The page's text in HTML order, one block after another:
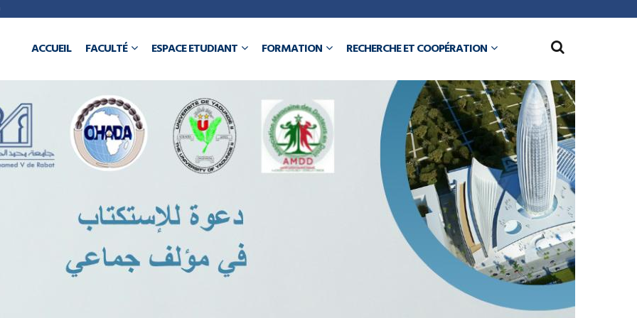
ACCUEIL FACULTÉ ESPACE ETUDIANT FORMATION RECHERCHE ET COOPÉRATION